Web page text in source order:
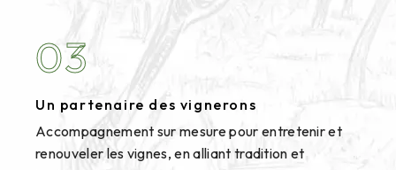
03
Un partenaire des vignerons
Accompagnement sur mesure pour entretenir et
renouveler les vignes, en alliant tradition et